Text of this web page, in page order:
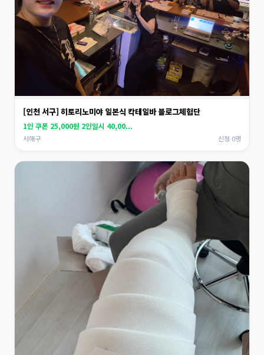
[인천 서구] 히토리노미야 일본식 칵테일바 블로그체험단
1인 쿠폰 25,000원 2인일시 40,00...
서해구 신청 0명